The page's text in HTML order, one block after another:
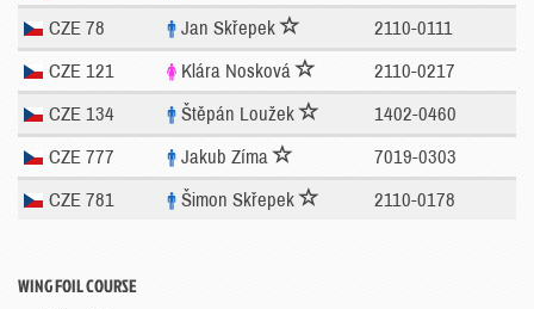
CZE 78 Jan Skřepek 2110-0111
CZE 121 Klára Nosková 2110-0217
CZE 134 Štěpán Loužek 1402-0460
CZE 777 Jakub Zíma 7019-0303
CZE 781 Šimon Skřepek 2110-0178
WING FOIL COURSE